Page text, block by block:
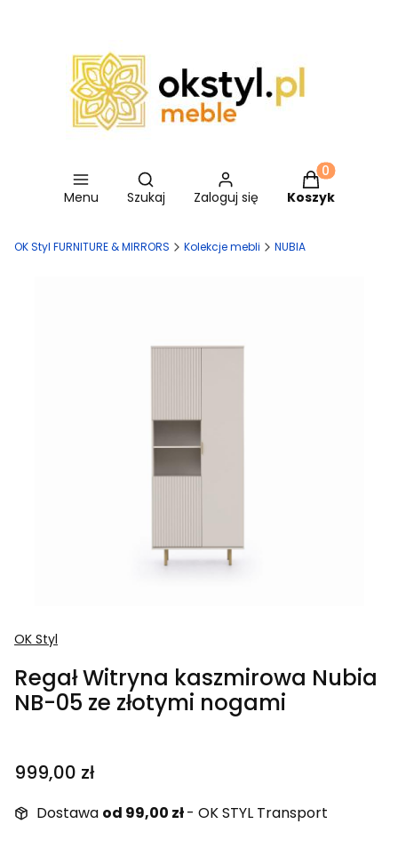
Menu
Otwórz wyszukiwarkę
Szukaj Zaloguj się
Produkty w
Koszyk
OK Styl FURNITURE & MIRRORS Kolekcje mebli NUBIA
OK Styl
Regał Witryna kaszmirowa Nubia
NB-05 ze złotymi nogami
Cena
999,00 zł
Dostawa od 99,00 zł- OK STYL Transport